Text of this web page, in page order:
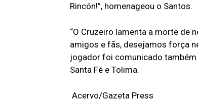
Rincón!”, homenageou o Santos.
“O Cruzeiro lamenta a morte de
amigos e fãs, desejamos força
jogador foi comunicado também
Santa Fé e Tolima.
Acervo/Gazeta Press